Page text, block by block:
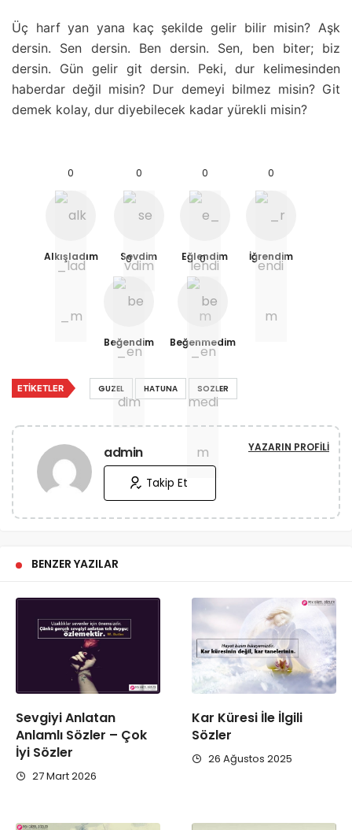
Üç harf yan yana kaç şekilde gelir bilir misin? Aşk
dersin. Sen dersin. Ben dersin. Sen, ben biter; biz
dersin. Gün gelir git dersin. Peki, dur kelimesinden
haberdar değil misin? Dur demeyi bilmez misin? Git
demek kolay, dur diyebilecek kadar yürekli misin?
0
Alkışladım
0
Sevdim
0
Eğlendim
0
İğrendim
0
Beğendim
0
Beğenmedim
ETIKETLER GUZEL HATUNA SOZLER
admin YAZARIN PROFILI
Takip Et
BENZER YAZILAR
Sevgiyi Anlatan
Anlamlı Sözler – Çok
İyi Sözler
27 Mart 2026
Kar Küresi İle İlgili
Sözler
26 Ağustos 2025